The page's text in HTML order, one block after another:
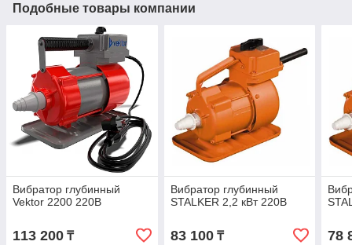
Подобные товары компании
Вибратор глубинный
Vektor 2200 220В
113 200 ₸
Вибратор глубинный
STALKER 2,2 кВт 220В
83 100₸ 78